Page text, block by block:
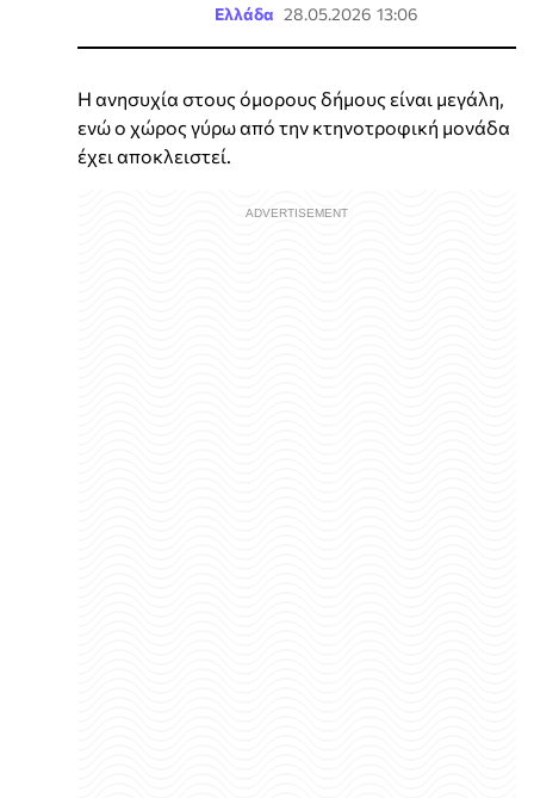
Ελλάδα 28.05.2026 13:06
Η ανησυχία στους όμορους δήμους είναι μεγάλη,
ενώ ο χώρος γύρω από την κτηνοτροφική μονάδα
έχει αποκλειστεί.